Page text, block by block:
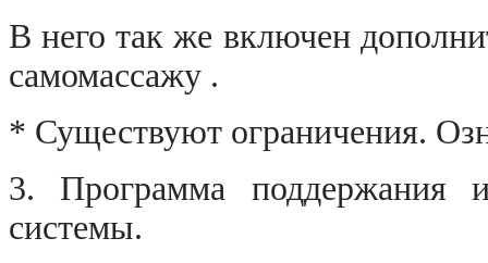
В него так же включен
самомассажу .
* Существуют ограничения.
3. Программа поддержания и
системы.